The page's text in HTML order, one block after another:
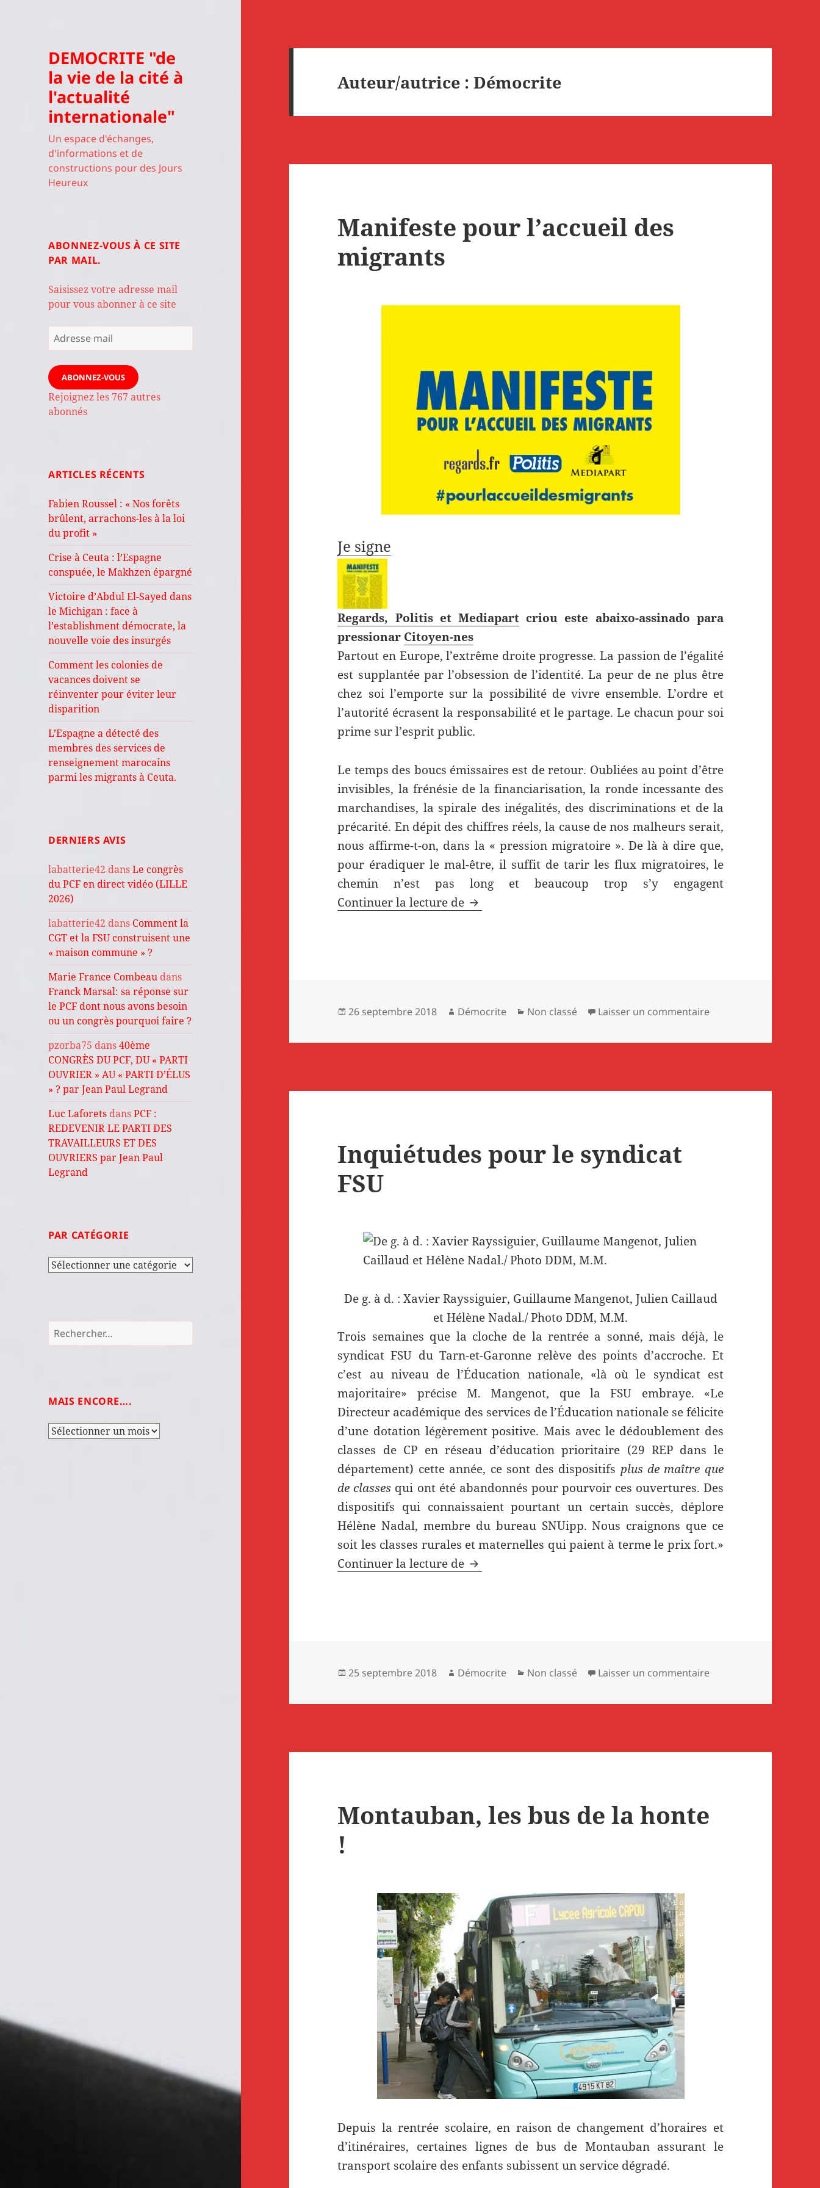
DEMOCRITE "de
la vie de la cité à
l'actualité
internationale"
Un espace d'échanges,
d'informations et de
constructions pour des Jours
Heureux
ABONNEZ-VOUS À CE SITE
PAR MAIL.
Saisissez votre adresse mail
pour vous abonner à ce site
Adresse
mail
ABONNEZ-VOUS
Rejoignez les 767 autres
abonnés
ARTICLES RÉCENTS
Fabien Roussel : « Nos forêts
brûlent, arrachons-les à la loi
du profit »
Crise à Ceuta : l’Espagne
conspuée, le Makhzen épargné
Victoire d’Abdul El-Sayed dans
le Michigan : face à
l’establishment démocrate, la
nouvelle voie des insurgés
Comment les colonies de
vacances doivent se
réinventer pour éviter leur
disparition
L’Espagne a détecté des
membres des services de
renseignement marocains
parmi les migrants à Ceuta.
DERNIERS AVIS
labatterie42 dansLe congrès
du PCF en direct vidéo (LILLE
2026)
labatterie42 dans Comment la
CGT et la FSU construisent une
« maison commune » ?
Marie France Combeau dans
Franck Marsal: sa réponse sur
le PCF dont nous avons besoin
ou un congrès pourquoi faire ?
pzorba75 dans40ème
CONGRÈS DU PCF, DU « PARTI
OUVRIER » AU « PARTI D’ÉLUS
» ? par Jean Paul Legrand
Luc Laforets dansPCF :
REDEVENIR LE PARTI DES
TRAVAILLEURS ET DES
OUVRIERS par Jean Paul
Legrand
PAR CATÉGORIE
Par
Rechercher :
MAIS ENCORE….
Mais
Auteur/autrice :Démocrite
Manifeste pour l’accueil des
migrants
Je signe
Regards, Politis et Mediapart criou este abaixo-assinado para
pressionar Citoyen-nes
Partout en Europe, l’extrême droite progresse. La passion de l’égalité
est supplantée par l’obsession de l’identité. La peur de ne plus être
chez soi l’emporte sur la possibilité de vivre ensemble. L’ordre et
l’autorité écrasent la responsabilité et le partage. Le chacun pour soi
prime sur l’esprit public.
Le temps des boucs émissaires est de retour. Oubliées au point d’être
invisibles, la frénésie de la financiarisation, la ronde incessante des
marchandises, la spirale des inégalités, des discriminations et de la
précarité. En dépit des chiffres réels, la cause de nos malheurs serait,
nous affirme-t-on, dans la « pression migratoire ». De là à dire que,
pour éradiquer le mal-être, il suffit de tarir les flux migratoires, le
chemin n’est pas long et beaucoup trop s’y engagent
Continuer la lecture de Manifeste pour l’accueil des migrants
Publié
26 septembre 2018 Auteur
Démocrite Catégories
Non classé Laisser un commentairesur Manifeste pour
Inquiétudes pour le syndicat
FSU
De g. à d. : Xavier Rayssiguier, Guillaume Mangenot, Julien Caillaud
et Hélène Nadal./ Photo DDM, M.M.
Trois semaines que la cloche de la rentrée a sonné, mais déjà, le
syndicat FSU du Tarn-et-Garonne relève des points d’accroche. Et
c’est au niveau de l’Éducation nationale, «là où le syndicat est
majoritaire» précise M. Mangenot, que la FSU embraye. «Le
Directeur académique des services de l’Éducation nationale se félicite
d’une dotation légèrement positive. Mais avec le dédoublement des
classes de CP en réseau d’éducation prioritaire (29 REP dans le
département) cette année, ce sont des dispositifs plus de maître que
de classes qui ont été abandonnés pour pourvoir ces ouvertures. Des
dispositifs qui connaissaient pourtant un certain succès, déplore
Hélène Nadal, membre du bureau SNUipp. Nous craignons que ce
soit les classes rurales et maternelles qui paient à terme le prix fort.»
Continuer la lecture de Inquiétudes pour le syndicat FSU
Publié
25 septembre 2018 Auteur
Démocrite Catégories
Non classé Laisser un commentairesur Inquiétudes pour le
Montauban, les bus de la honte
!
Depuis la rentrée scolaire, en raison de changement d’horaires et
d’itinéraires, certaines lignes de bus de Montauban assurant le
transport scolaire des enfants subissent un service dégradé.